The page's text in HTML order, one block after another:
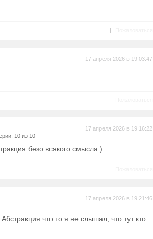
|
17 апреля 2026 в 19:03:47
10 из 10
17 апреля 2026 в 19:16:22
безо всякого смысла:)
17 апреля 2026 в 19:21:46
что то я не слышал, что тут кто